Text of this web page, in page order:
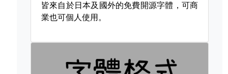
皆來自於日本及國外的免費開源字體，可商
業也可個人使用。